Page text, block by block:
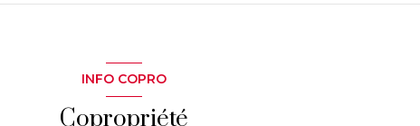
INFO COPRO
Copropriété